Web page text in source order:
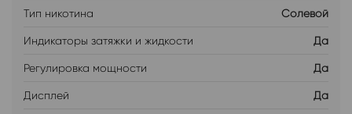
Тип никотина Солевой
Индикаторы затяжки и жидкости Да
Регулировка мощности Да
Дисплей Да